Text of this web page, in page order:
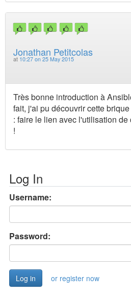
Jonathan Petitcolas
at 10:27 on 25 May 2015
Très bonne introduction à
fait, j'ai pu découvrir cette
: faire le lien avec l'utilisation
!
Log In
Username:
Password:
or register now